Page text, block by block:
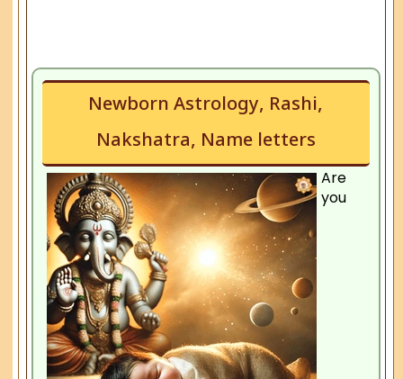
Newborn Astrology, Rashi,
Nakshatra, Name letters
Are
you